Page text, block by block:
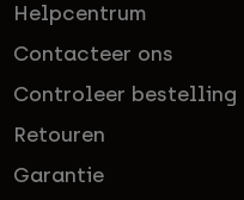
Helpcentrum
Contacteer ons
Controleer bestelling
Retouren
Garantie